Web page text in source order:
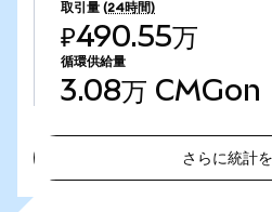
取引量 (24時間)
₽490.55万
循環供給量
3.08万 CMGon
さらに統計